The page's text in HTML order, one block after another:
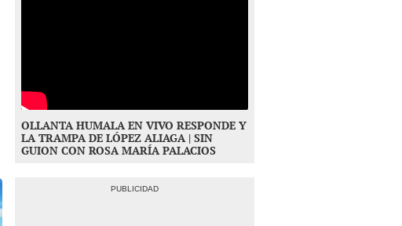
OLLANTA HUMALA EN VIVO RESPONDE Y
LA TRAMPA DE LÓPEZ ALIAGA | SIN
GUION CON ROSA MARÍA PALACIOS